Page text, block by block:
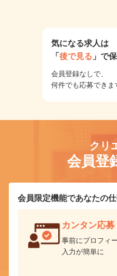
気になる求人は
「後で見る 」で
会員登録なしで、
何件でも応募できま
クリ
会員登
会員限定機能であなたの
カンタン応募
事前にプロフィ
入力が簡単に